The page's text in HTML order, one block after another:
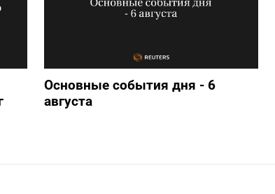
Основные события дня - 6
августа